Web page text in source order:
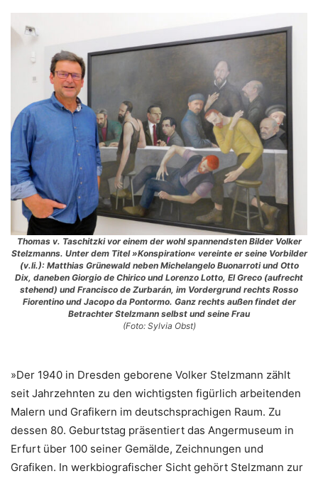
Thomas v. Taschitzkivor einem der wohl spannendsten Bilder Volker
Stelzmanns. Unter dem Titel »Konspiration« vereinte er seine Vorbilder
(v.li.): Matthias Grünewald neben Michelangelo Buonarroti und Otto
Dix, daneben Giorgio de Chirico und Lorenzo Lotto, El Greco (aufrecht
stehend) und Francisco de Zurbarán, im Vordergrund rechts Rosso
Fiorentino und Jacopo da Pontormo. Ganz rechts außen findet der
Betrachter Stelzmann selbst und seine Frau
(Foto: Sylvia Obst)
»Der 1940 in Dresden geborene Volker Stelzmann zählt
seit Jahrzehnten zu den wichtigsten figürlich arbeitenden
Malern und Grafikern im deutschsprachigen Raum. Zu
dessen 80. Geburtstag präsentiert das Angermuseum in
Erfurt über 100 seiner Gemälde, Zeichnungen und
Grafiken. In werkbiografischer Sicht gehört Stelzmann zur